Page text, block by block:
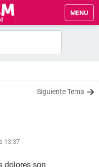
MENU
Siguiente Tema
13:37
dolores son